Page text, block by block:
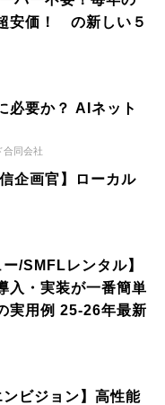
安価！ の新しい５
必要か？ AIネット
合同会社
企画官】ローカル
/SMFLレンタル】
入・実装が一番簡単
実用例 25-26年最新
ンビジョン】高性能